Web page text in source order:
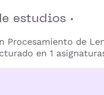
estudios ·
Procesamiento de
en 1